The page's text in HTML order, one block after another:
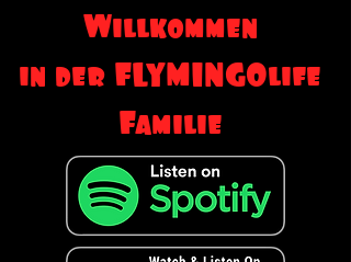
Willkommen
in der FLYMINGOlife
Familie